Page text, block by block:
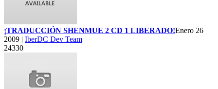
¡TRADUCCIÓN SHENMUE 2 CD 1 LIBERADO!Enero 26
2009 | IberDC Dev Team
24330